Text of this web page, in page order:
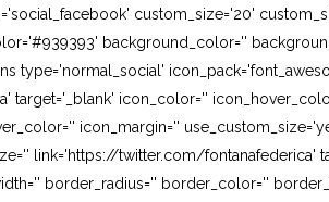
custom_size='20'
background_color=''
type='normal_social'
target='_blank' icon_color=''
icon_margin=''
link='https://twitter.com/fontanafederica'
border_radius='' border_color=''